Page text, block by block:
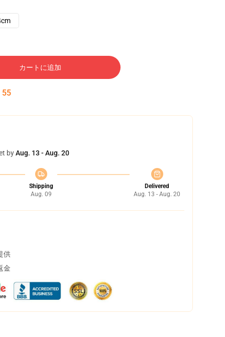
カートに追加
54
byAug. 13 - Aug. 20
Shipping
Aug. 09
Delivered
Aug. 13 - Aug. 20
供
金